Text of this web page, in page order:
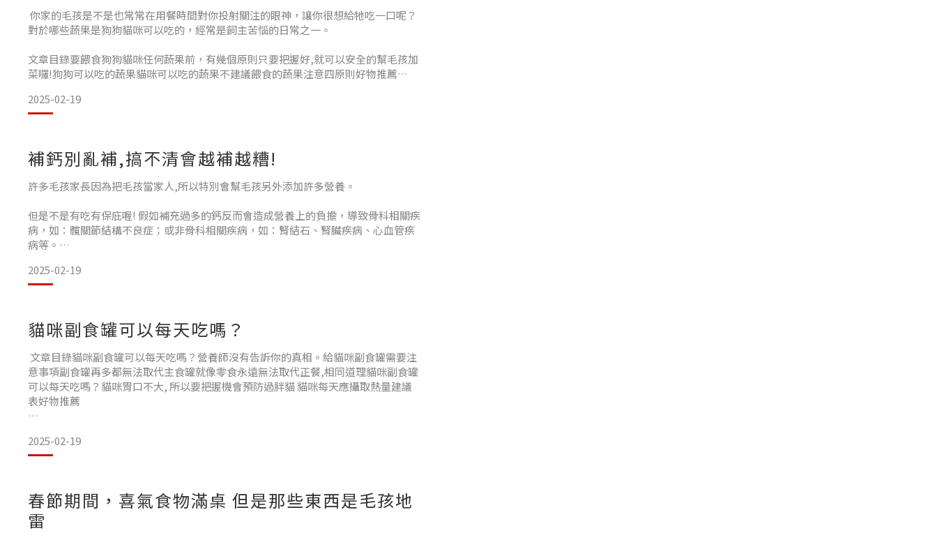
你家的毛孩是不是也常常在用餐時間對你投射關注的眼神，讓你很想給牠吃一口呢？
對於哪些蔬果是狗狗貓咪可以吃的，經常是飼主苦惱的日常之一。
文章目錄要餵食狗狗貓咪任何蔬果前，有幾個原則只要把握好,就可以安全的幫毛孩加
菜囉!狗狗可以吃的蔬果貓咪可以吃的蔬果不建議餵食的蔬果注意四原則好物推薦
要餵食狗狗貓咪任何蔬果前，有幾個原則只要把握好,就可以安全的幫毛孩加菜囉!
2.狗狗可以吃的蔬果
3.貓咪可以吃的蔬果
4.不建議餵食的蔬果
5.注意四原則 狗狗可以吃的
2025-02-19
補鈣別亂補,搞不清會越補越糟!
許多毛孩家長因為把毛孩當家人,所以特別會幫毛孩另外添加許多營養。
但是不是有吃有保庇喔! 假如補充過多的鈣反而會造成營養上的負擔，導致骨科相關疾
病，如：髖關節結構不良症；或非骨科相關疾病，如：腎結石、腎臟疾病、心血管疾
病等。
文章目錄
許多家長都會認為給狗狗啃大骨是最健康的補鈣方式,其實不是喔! 如果是直接給狗狗
啃豬大骨，一方
2025-02-19
貓咪副食罐可以每天吃嗎？
文章目錄貓咪副食罐可以每天吃嗎？營養師沒有告訴你的真相。給貓咪副食罐需要注
意事項副食罐再多都無法取代主食罐就像零食永遠無法取代正餐,相同道理貓咪副食罐
可以每天吃嗎？貓咪胃口不大, 所以要把握機會預防過胖貓 貓咪每天應攝取熱量建議
表好物推薦
貓咪超愛副食罐的! 但是可以每天給主子吃嗎？這似乎是許多貓奴們常常疑惑的問題。
2025-02-19
春節期間，喜氣食物滿桌 但是那些東西是毛孩地
雷